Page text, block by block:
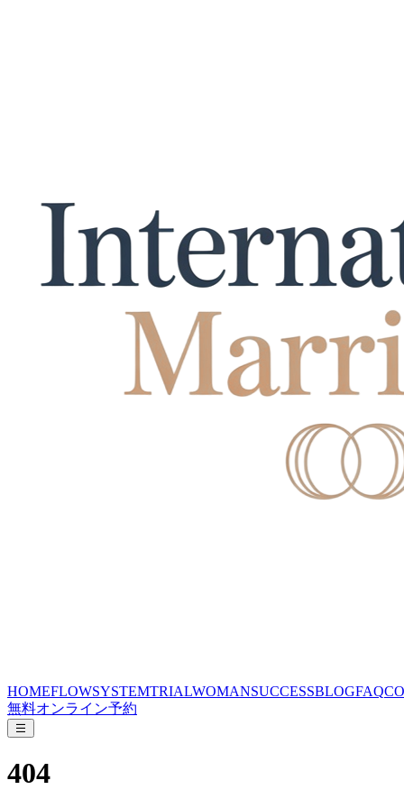
HOMEFLOWSYSTEMTRIALWOMANSUCCESSBLOGFAQ
無料オンライン予約
404